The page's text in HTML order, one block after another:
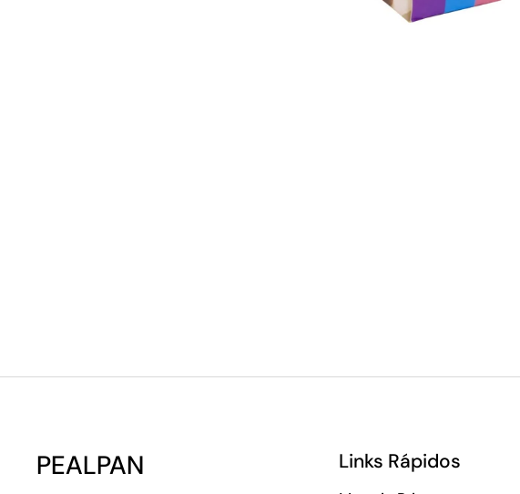
PEALPAN Links Rápidos